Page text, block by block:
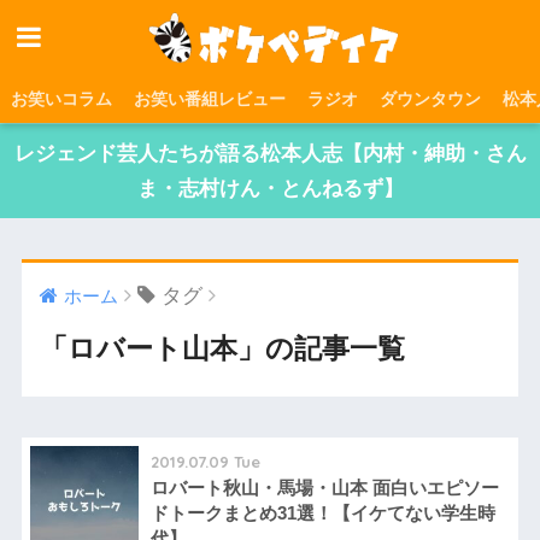
お笑いコラム お笑い番組レビュー ラジオ ダウンタウン 松本
レジェンド芸人たちが語る松本人志【内村・紳助・さん
ま・志村けん・とんねるず】
ホーム タグ
「ロバート山本」の記事一覧
2019.07.09 Tue
ロバート秋山・馬場・山本 面白いエピソー
ドトークまとめ31選！【イケてない学生時